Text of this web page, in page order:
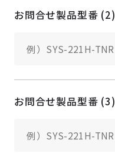
お問合せ製品型番 (2)
お問合せ製品型番 (3)